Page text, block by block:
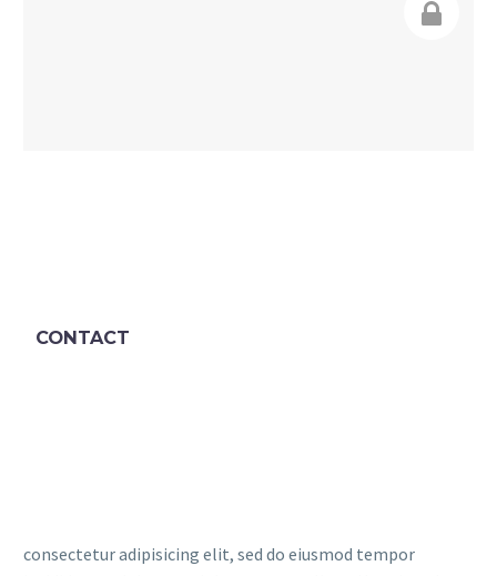
CONTACT
consectetur adipisicing elit, sed do eiusmod tempor